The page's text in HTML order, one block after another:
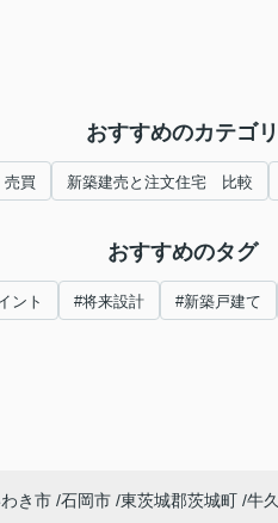
おすすめのカテゴリ
買 新築建売と注文住宅 比較
おすすめのタグ
ント #将来設計 #新築戸建て
き市 石岡市 東茨城郡茨城町 牛